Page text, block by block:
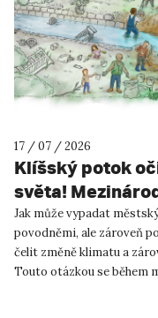
17 / 07 / 2026
Klíšský potok
světa!
inspiraci pro
Jak může vypadat
povodněmi, ale zároveň
čelit změně klimatu a
Touto otázkou se během